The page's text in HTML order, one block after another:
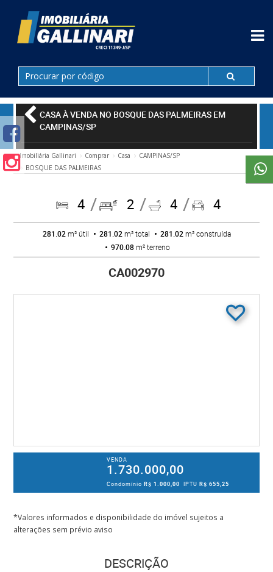
CASA À VENDA NO BOSQUE DAS PALMEIRAS EM
CAMPINAS/SP
Imobiliária Gallinari Comprar Casa
CAMPINAS/SP
BOSQUE DAS PALMEIRAS
4 2 4 4
281.02 m² útil 281.02 m² total 281.02 m² construída
970.08m² terreno
CA002970
VENDA
1.730.000,00
CondomínioR$ 1.000,00 IPTUR$ 655,25
*Valores informados e disponibilidade do imóvel sujeitos a
alterações sem prévio aviso
DESCRIÇÃO